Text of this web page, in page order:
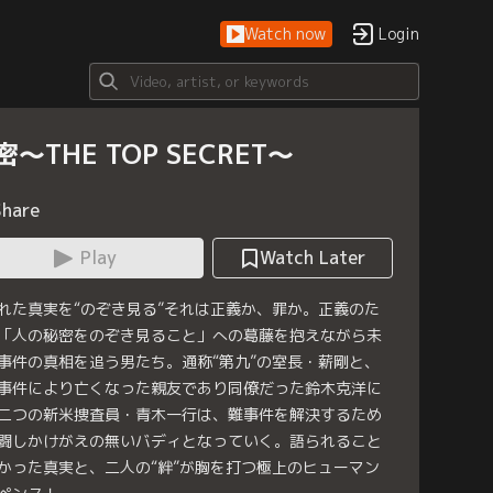
Watch now Login
～THE TOP SECRET～
Play
Watch Later
た真実を“のぞき見る”それは正義か、罪か。正義のた
人の秘密をのぞき見ること」への葛藤を抱えながら未
件の真相を追う男たち。通称“第九”の室長・薪剛と、
件により亡くなった親友であり同僚だった鈴木克洋に
つの新米捜査員・青木一行は、難事件を解決するため
しかけがえの無いバディとなっていく。語られること
った真実と、二人の“絆”が胸を打つ極上のヒューマン